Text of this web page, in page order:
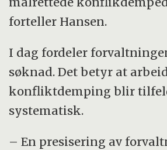
forteller Hansen.
I dag fordeler
søknad. Det betyr at
konfliktdemping blir
systematisk.
– En presisering av